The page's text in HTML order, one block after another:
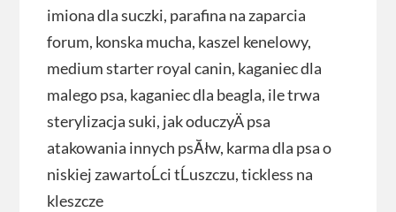
imiona dla suczki, parafina na zaparcia
forum, konska mucha, kaszel kenelowy,
medium starter royal canin, kaganiec dla
malego psa, kaganiec dla beagla, ile trwa
sterylizacja suki, jak oduczyÄ psa
atakowania innych psĂłw, karma dla psa o
niskiej zawartoĹci tĹuszczu, tickless na
kleszcze